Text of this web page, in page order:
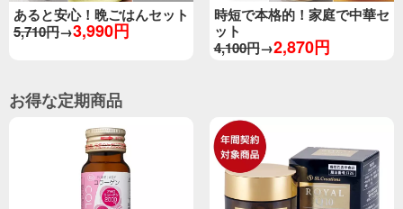
あると安心！晩ごはんセット
5,710円→3,990円
時短で本格的！家庭で中華セ
ット
4,100円→2,870円
お得な定期商品